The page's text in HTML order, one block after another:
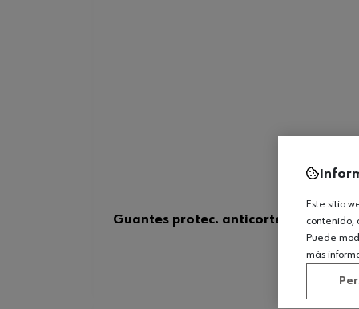
Guantes protec. anticorte SOFTFLEX
Este sitio
contenido,
Puede
más